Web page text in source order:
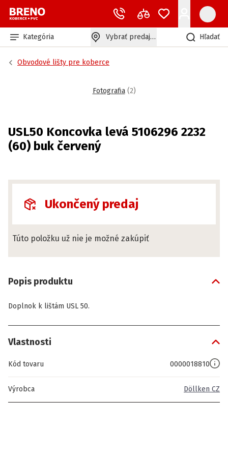
Kategória Vybrať predajňu Hľadať
Obvodové lišty pre koberce
Fotografia (2)
USL50 Koncovka levá 5106296 2232
(60) buk červený
Ukončený predaj
Túto položku už nie je možné zakúpiť
Popis produktu
Doplnok k lištám USL 50.
Vlastnosti
Kód tovaru 0000018810
Výrobca Döllken CZ